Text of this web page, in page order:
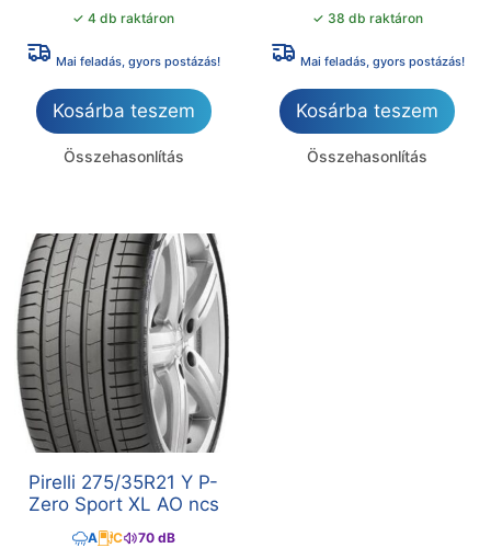
✓ 4 db raktáron
Mai feladás, gyors postázás!
Kosárba teszem
Összehasonlítás
✓ 38 db raktáron
Mai feladás, gyors postázás!
Kosárba teszem
Összehasonlítás
Pirelli 275/35R21 Y P-
Zero Sport XL AO ncs
A C 70 dB